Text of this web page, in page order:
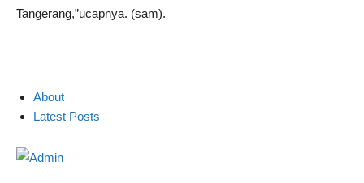
Tangerang,”ucapnya. (sam).
About
Latest Posts